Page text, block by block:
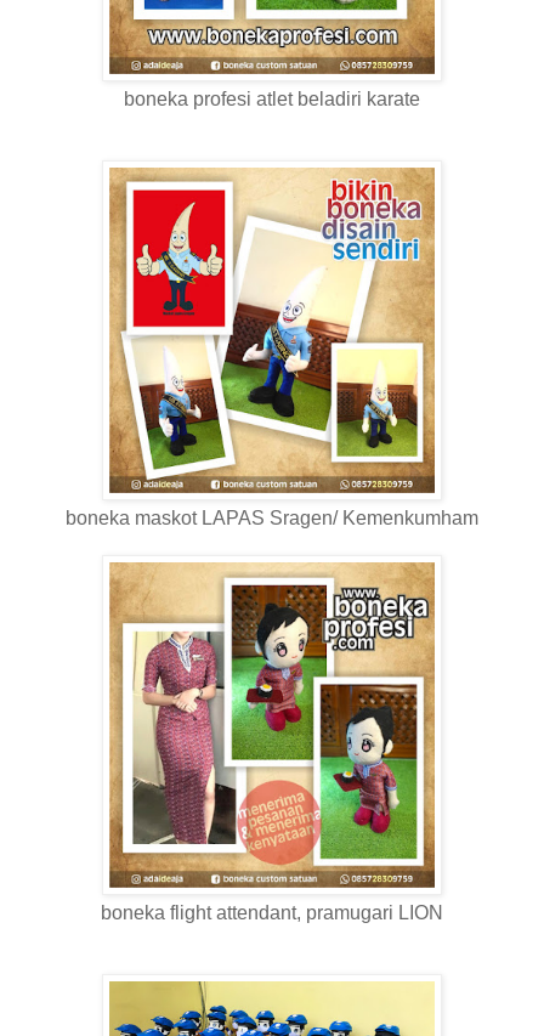
boneka profesi atlet beladiri karate
boneka maskot LAPAS Sragen/ Kemenkumham
boneka flight attendant, pramugari LION